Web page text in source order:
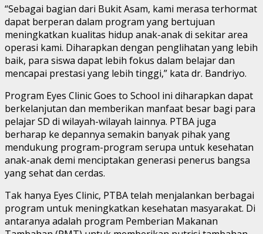
“Sebagai bagian dari Bukit Asam, kami merasa terhormat
dapat berperan dalam program yang bertujuan
meningkatkan kualitas hidup anak-anak di sekitar area
operasi kami. Diharapkan dengan penglihatan yang lebih
baik, para siswa dapat lebih fokus dalam belajar dan
mencapai prestasi yang lebih tinggi,” kata dr. Bandriyo.
Program Eyes Clinic Goes to School ini diharapkan dapat
berkelanjutan dan memberikan manfaat besar bagi para
pelajar SD di wilayah-wilayah lainnya. PTBA juga
berharap ke depannya semakin banyak pihak yang
mendukung program-program serupa untuk kesehatan
anak-anak demi menciptakan generasi penerus bangsa
yang sehat dan cerdas.
Tak hanya Eyes Clinic, PTBA telah menjalankan berbagai
program untuk meningkatkan kesehatan masyarakat. Di
antaranya adalah program Pemberian Makanan